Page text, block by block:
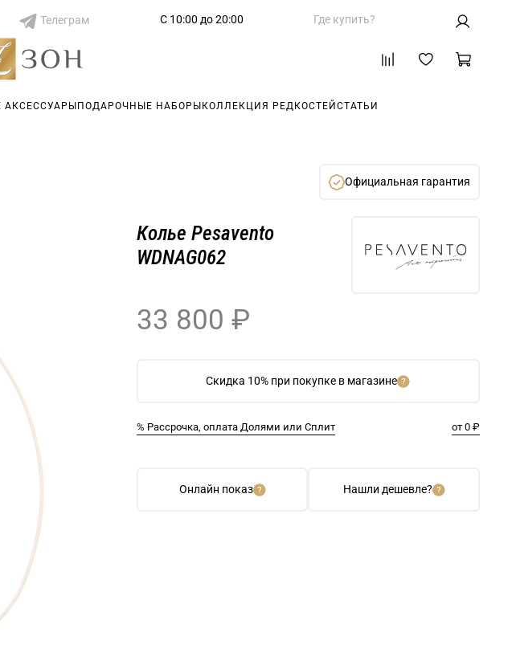
Телеграм С 10:00 до 20:00 Где купить?
ПОДАРОЧНЫЕ НАБОРЫ КОЛЛЕКЦИЯ РЕДКОСТЕЙ СТАТЬИ
Официальная гарантия
Скидка 10% при покупке в магазине
% Рассрочка, оплата Долями или Сплит от 0 ₽
Колье Pesavento
WDNAG062
33 800 ₽
Онлайн показ Нашли дешевле?